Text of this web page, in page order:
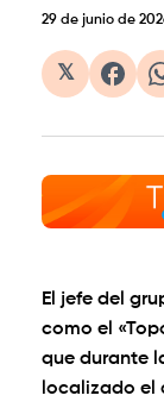
29 de junio de
𝕏
El jefe del
como el
que durante
localizado el